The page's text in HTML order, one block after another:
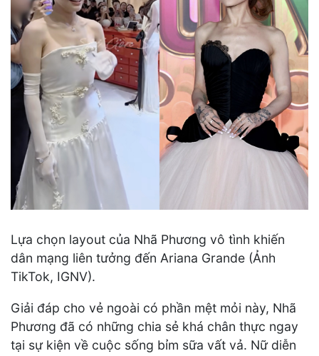
Lựa chọn layout của Nhã Phương vô tình khiến
dân mạng liên tưởng đến Ariana Grande (Ảnh
TikTok, IGNV).
Giải đáp cho vẻ ngoài có phần mệt mỏi này, Nhã
Phương đã có những chia sẻ khá chân thực ngay
tại sự kiện về cuộc sống bỉm sữa vất vả. Nữ diễn